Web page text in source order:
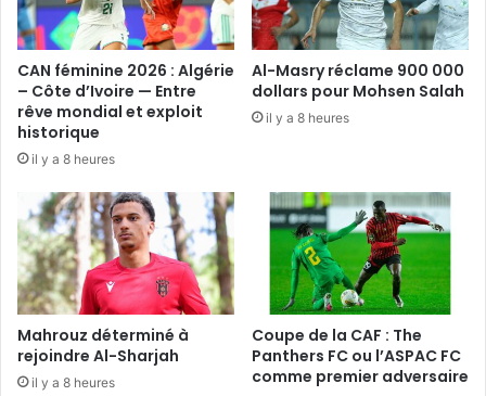
CAN féminine 2026 : Algérie
– Côte d’Ivoire — Entre
rêve mondial et exploit
historique
il y a 8 heures
Al-Masry réclame 900 000
dollars pour Mohsen Salah
il y a 8 heures
Mahrouz déterminé à
rejoindre Al-Sharjah
il y a 8 heures
Coupe de la CAF : The
Panthers FC ou l’ASPAC FC
comme premier adversaire